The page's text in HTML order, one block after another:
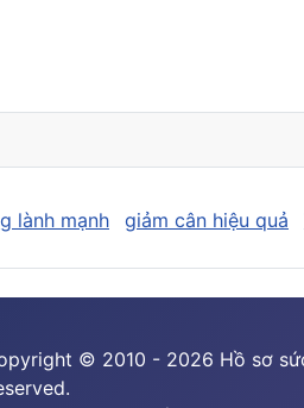
lành mạnh giảm cân hiệu quả
© 2010 - 2026 Hồ sơ